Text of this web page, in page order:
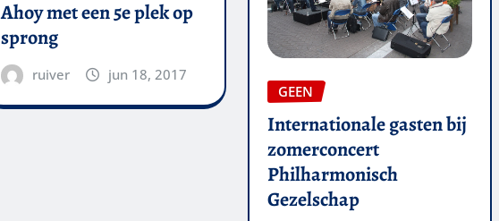
Ahoy met een 5e plek op
sprong
ruiver
jun 18, 2017
GEEN
Internationale gasten bij
zomerconcert
Philharmonisch
Gezelschap